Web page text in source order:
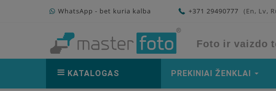
WhatsApp - bet kuria kalba +371 29490777 (En, Lv,
Foto ir vaizdo
KATALOGAS PREKINIAI ŽENKLAI